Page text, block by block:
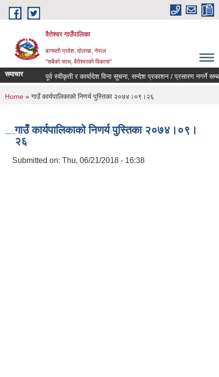
Skip to main content
वैतेश्वर गाउँपालिका
बागमती प्रदेश, दाेलखा, नेपाल
"सबैको साथ, वैतेश्वरको विकास"
समाचार पूर्व स्वीकृती र कार्यादेश विना सूचना, सन्देश प्रकाशन / प्रसारण नगर्ने
You are here
Home » गाउँ कार्यपालिकाको निणर्य पुस्तिका २०७४।०९।२६
गाउँ कार्यपालिकाको निणर्य पुस्तिका २०७४।०९।
२६
Submitted on: Thu, 06/21/2018 - 16:38